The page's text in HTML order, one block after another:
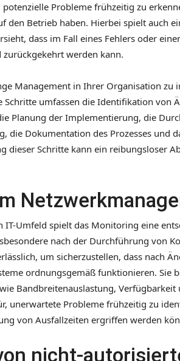
Probleme frühzeitig zu
den Betrieb haben. Hierbei spielt auch
dass im Fall eines Fehlers oder
werden kann.
Management in Ihrer Organisation zu
Schritte umfassen die Identifikation von
Planung der Implementierung, die
die Dokumentation des Prozesses und
dieser Schritte kann ein reibungsloser
Umfeld spielt das Monitoring eine
nach der Durchführung von
um sicherzustellen, dass nach
ordnungsgemäß funktionieren. Sie
Bandbreitenauslastung,
unerwartete Probleme frühzeitig zu
von Ausfallzeiten ergriffen werden
nicht-